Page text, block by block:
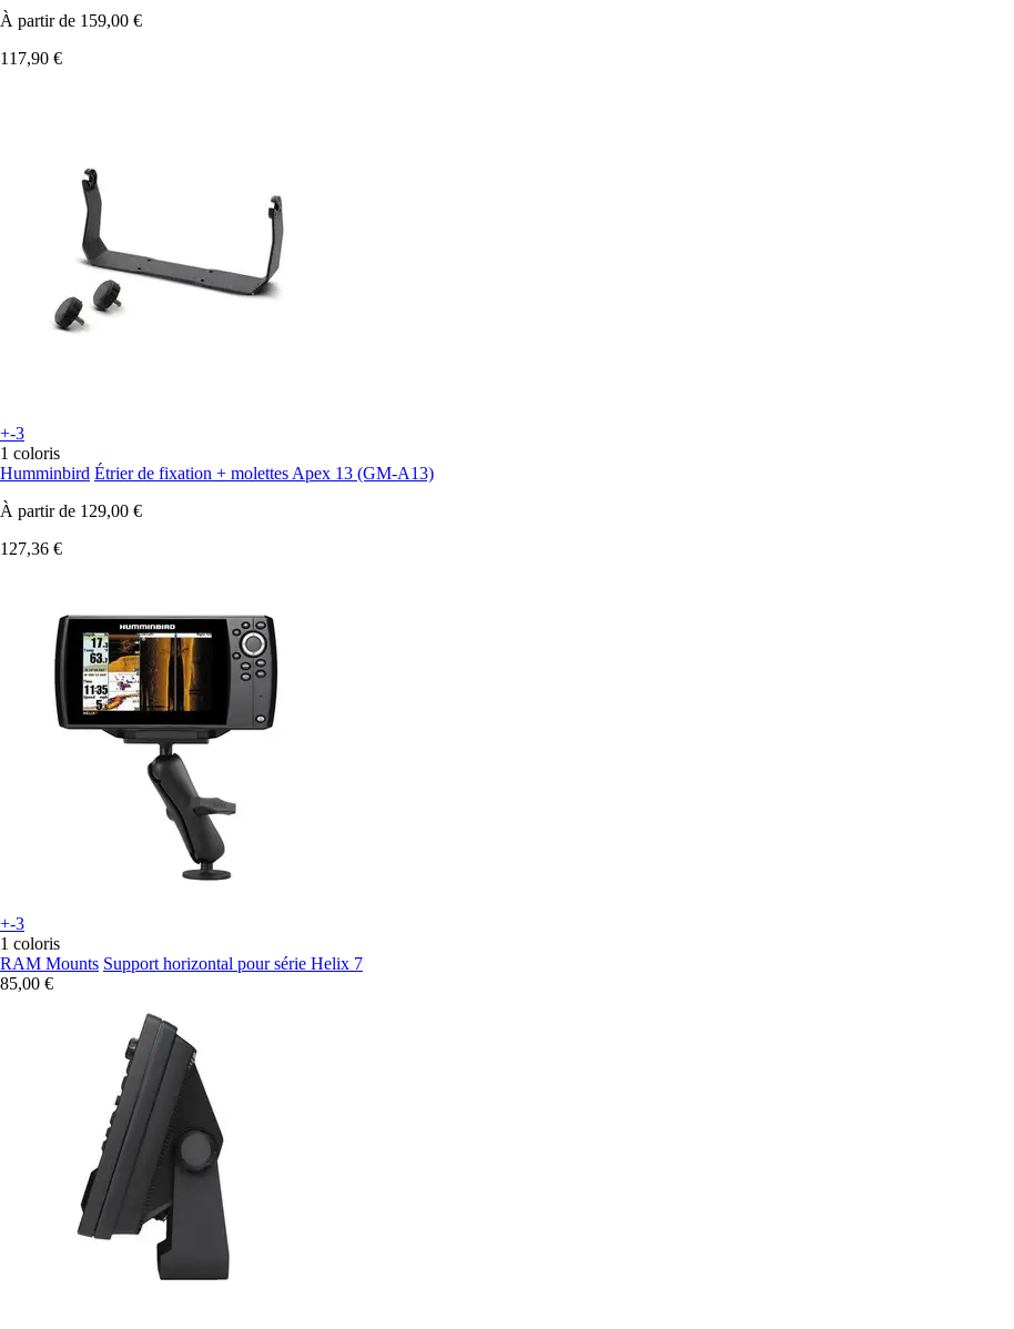
À partir de 159,00 €
117,90 €
+-3
1 coloris
Humminbird Étrier de fixation + molettes Apex 13 (GM-A13)
À partir de 129,00 €
127,36 €
+-3
1 coloris
RAM Mounts Support horizontal pour série Helix 7
85,00 €